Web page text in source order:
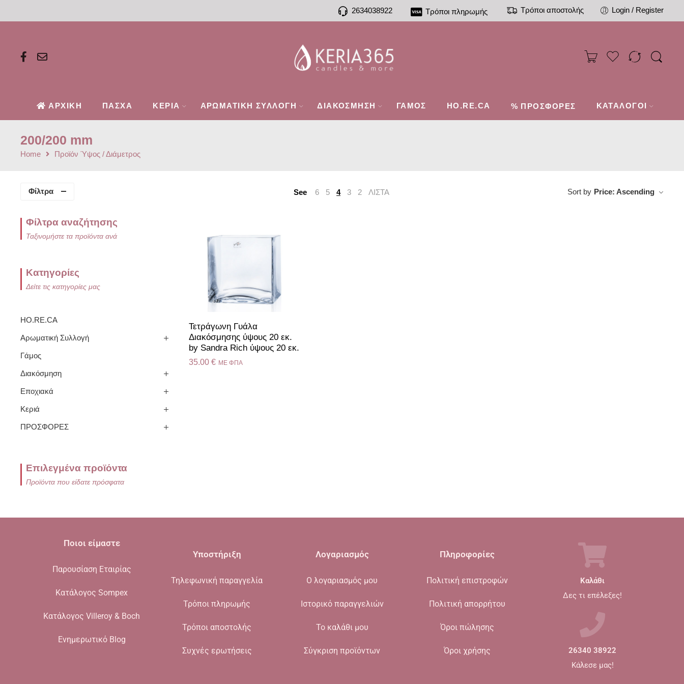
2634038922 Τρόποι πληρωμής Τρόποι αποστολής Login / Register
ΑΡΧΙΚΗ ΠΑΣΧΑ ΚΕΡΙΑ ΑΡΩΜΑΤΙΚΗ ΣΥΛΛΟΓΗ ΔΙΑΚΟΣΜΗΣΗ ΓΑΜΟΣ HO.RE.CA % ΠΡΟΣΦΟΡΕΣ ΚΑΤΑΛΟΓΟΙ
200/200 mm
Home Προϊόν Ύψος / Διάμετρος
Φίλτρα See 6 5 4 3 2 ΛΙΣΤΑ Sort by Price: Ascending
Τετράγωνη Γυάλα
Διακόσμησης ύψους 20 εκ.
by Sandra Rich ύψους 20 εκ.
35.00 € ME ΦΠΑ
Φίλτρα αναζήτησης
Ταξινομήστε τα προϊόντα ανά
Κατηγορίες
Δείτε τις κατηγορίες μας
HO.RE.CA
Αρωματική Συλλογή
Γάμος
Διακόσμηση
Εποχιακά
Κεριά
ΠΡΟΣΦΟΡΕΣ
Επιλεγμένα προϊόντα
Προϊόντα που είδατε πρόσφατα
Ποιοι είμαστε
Παρουσίαση Εταιρίας
Κατάλογος Sompex
Κατάλογος Villeroy & Boch
Ενημερωτικό Blog
Υποστήριξη
Τηλεφωνική παραγγελία
Τρόποι πληρωμής
Τρόποι αποστολής
Συχνές ερωτήσεις
Λογαριασμός
Ο λογαριασμός μου
Ιστορικό παραγγελιών
Το καλάθι μου
Σύγκριση προϊόντων
Πληροφορίες
Πολιτική επιστροφών
Πολιτική απορρήτου
Όροι πώλησης
Όροι χρήσης
Καλάθι
Δες τι επέλεξες!
26340 38922
Κάλεσε μας!